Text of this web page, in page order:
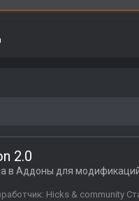
2.0
в Аддоны для
Hicks & community